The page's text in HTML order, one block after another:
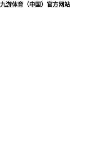
九游体育（中国）官方网站